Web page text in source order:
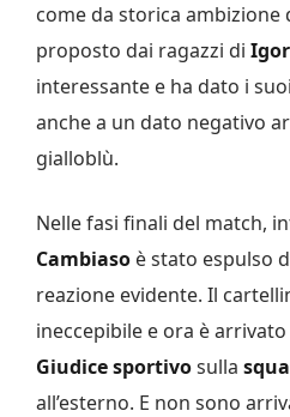
come da storica ambizione
proposto dai ragazzi di
interessante e ha dato i
anche a un dato negativo
gialloblù.
Nelle fasi finali del match,
Cambiaso è stato espulso
reazione evidente. Il
ineccepibile e ora è
Giudice sportivosulla
all’esterno. E non sono